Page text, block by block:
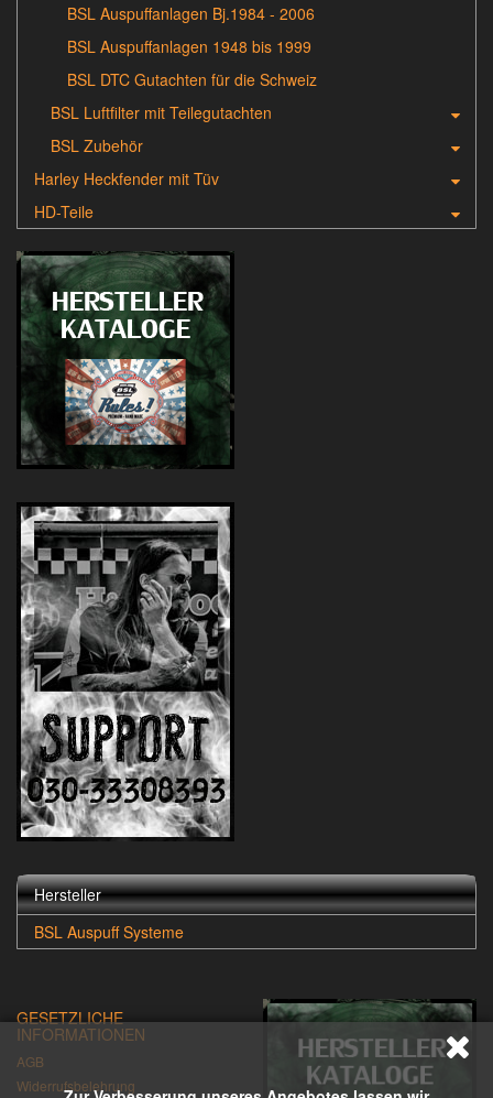
BSL Auspuffanlagen Bj.1984 - 2006
BSL Auspuffanlagen 1948 bis 1999
BSL DTC Gutachten für die Schweiz
BSL Luftfilter mit Teilegutachten
BSL Zubehör
Harley Heckfender mit Tüv
HD-Teile
Hersteller
BSL Auspuff Systeme
GESETZLICHE
INFORMATIONEN
AGB
Widerrufsbelehrung